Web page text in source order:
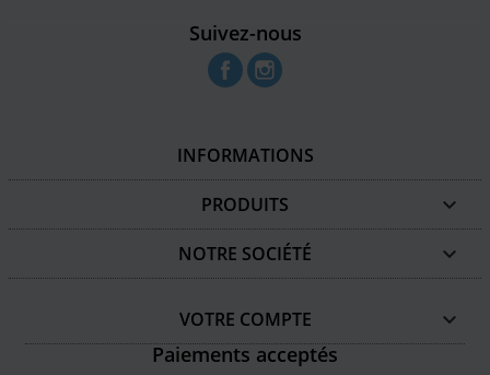
Suivez-nous
Facebook
INFORMATIONS
PRODUITS 
NOTRE SOCIÉTÉ 
VOTRE COMPTE

Paiements acceptés